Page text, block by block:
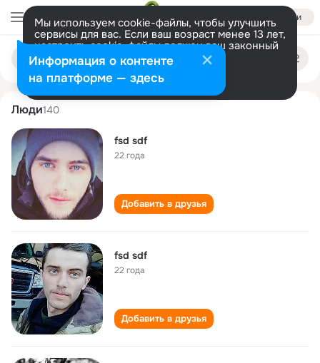
Войти
Мы используем cookie-файлы, чтобы улучшить
сервисы для вас. Если ваш возраст менее 13 лет,
настроить cookie-файлы должен ваш законный
представитель. Больше информации
Разрешить все Настроить
Поиск
людям
fsd sdf
Люди140
fsd sdf
22 года
Добавить в друзья
fsd sdf
22 года
Добавить в друзья
Информация о контенте
на платформе — здесь